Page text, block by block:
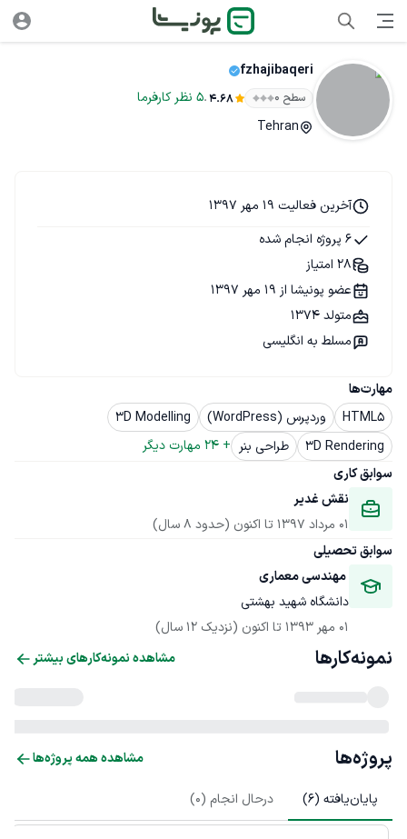
fzhajibaqeri
سطح ۰ 4.68
.
5 نظر کارفرما
Tehran
مهارت‌ها
HTML5
وردپرس (WordPress)
3D Modelling
3D Rendering
طراحی بنر +
24 مهارت دیگر
سوابق کاری
نقش غدیر
01 مرداد 1397
تا اکنون (حدود 8 سال)
سوابق تحصیلی
دانشگاه شهید بهشتی
01 مهر 1393
تا اکنون (نزدیک 12 سال)
آخرین فعالیت 19 مهر 1397
6 پروژه انجام شده
28 امتیاز
عضو پونیشا از 19 مهر 1397
متولد 1374
مسلط به انگلیسی
نمونه‌کارها مشاهده نمونه‌کارهای بیشتر
پروژه‌ها مشاهده همه پروژه‌ها
پایان‌یافته (6
) درحال انجام (0
)